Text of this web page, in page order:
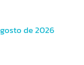
de 2026